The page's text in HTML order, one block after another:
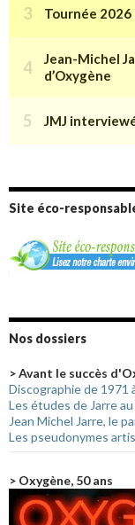
Site éco-
Nos dossiers
> Avant le succès
Discographie de 1971
Les études de Jarre
Jean Michel Jarre, le
Les pseudonymes
> Oxygène, 50 ans